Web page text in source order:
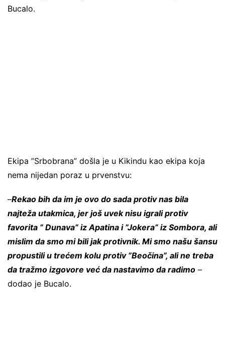
Bucalo.
Ekipa ”Srbobrana” došla je u Kikindu kao ekipa koja
nema nijedan poraz u prvenstvu:
–Rekao bih da im je ovo do sada protiv nas bila
najteža utakmica, jer još uvek nisu igrali protiv
favorita ” Dunava” iz Apatina i ”Jokera” iz Sombora, ali
mislim da smo mi bili jak protivnik. Mi smo našu šansu
propustili u trećem kolu protiv ”Beočina”, ali ne treba
da tražmo izgovore već da nastavimo da radimo –
dodao je Bucalo.